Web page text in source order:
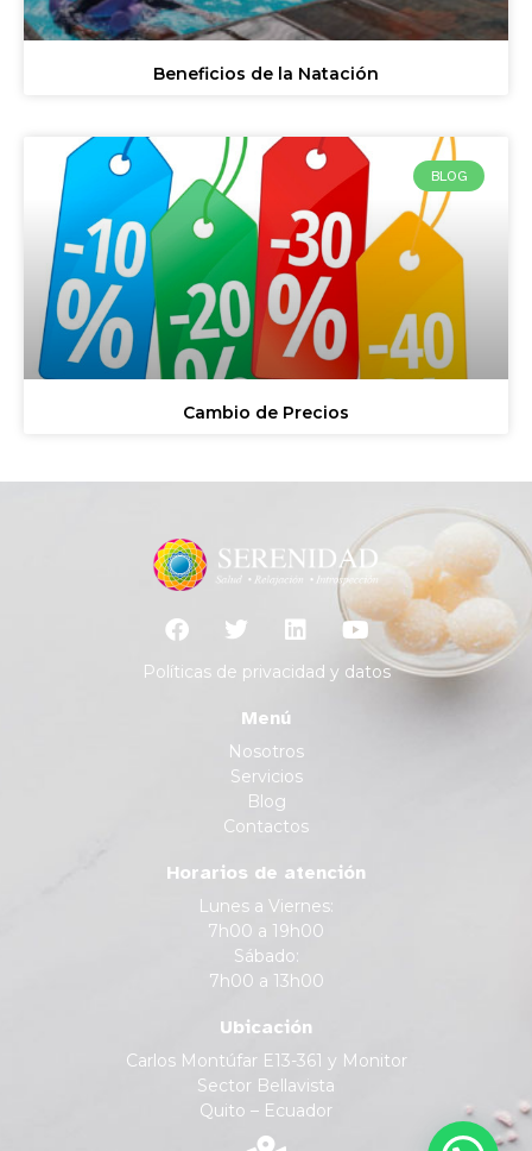
Beneficios de la Natación
BLOG
Cambio de Precios
Políticas de privacidad y datos
Menú
Nosotros
Servicios
Blog
Contactos
Horarios de atención
Lunes a Viernes:
7h00 a 19h00
Sábado:
7h00 a 13h00
Ubicación
Carlos Montúfar E13-361 y Monitor
Sector Bellavista
Quito – Ecuador